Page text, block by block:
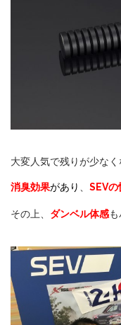
大変人気で残りが少なく
消臭効果があり SEVの
その上、 ダンベル体感